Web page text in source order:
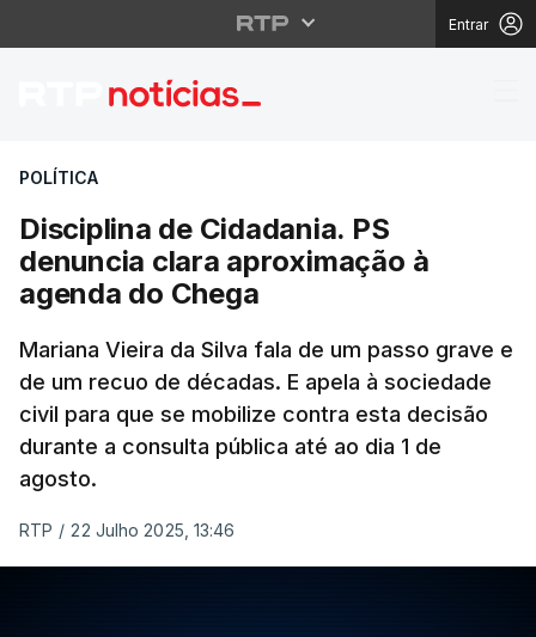
Entrar
Disciplina de
POLÍTICA
Disciplina de Cidadania. PS
denuncia clara aproximação à
agenda do Chega
Mariana Vieira da Silva fala de um passo grave e
de um recuo de décadas. E apela à sociedade
civil para que se mobilize contra esta decisão
durante a consulta pública até ao dia 1 de
agosto.
RTP / 22 Julho 2025, 13:46